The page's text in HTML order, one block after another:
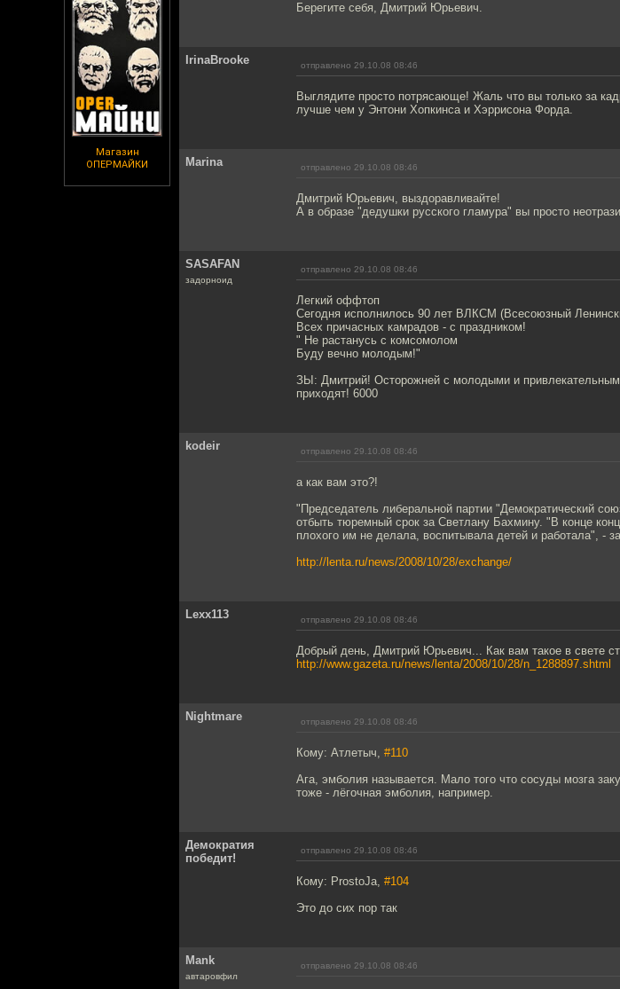
Магазин
ОПЕРМАЙКИ
Берегите себя, Дмитрий Юрьевич.
IrinaBrooke отправлено 29.10.08 08:46
Выглядите просто потрясающе! Жаль что вы только за
лучше чем у Энтони Хопкинса и Хэррисона Форда.
Marina отправлено 29.10.08 08:46
Дмитрий Юрьевич, выздоравливайте!
А в образе "дедушки русского гламура" вы просто
SASAFAN
задорноид
отправлено 29.10.08 08:46
Легкий оффтоп
Сегодня исполнилось 90 лет ВЛКСМ (Всесоюзный
Всех причасных камрадов - с праздником!
" Не растанусь с комсомолом
Буду вечно молодым!"
ЗЫ: Дмитрий! Осторожней с молодыми и
приходят! 6000
kodeir отправлено 29.10.08 08:46
а как вам это?!
"Председатель либеральной партии "Демократический
отбыть тюремный срок за Светлану Бахмину. "В конце
плохого им не делала, воспитывала детей и работала", -
http://lenta.ru/news/2008/10/28/exchange/
Lexx113 отправлено 29.10.08 08:46
Добрый день, Дмитрий Юрьевич... Как вам такое в свете
http://www.gazeta.ru/news/lenta/2008/10/28/n_1288897.shtml
Nightmare отправлено 29.10.08 08:46
Кому: Атлетыч, #110
Ага, эмболия называется. Мало того что сосуды мозга
тоже - лёгочная эмболия, например.
Демократия
победит!
отправлено 29.10.08 08:46
Кому: ProstoJa, #104
Это до сих пор так
Mank
автаровфил
отправлено 29.10.08 08:46